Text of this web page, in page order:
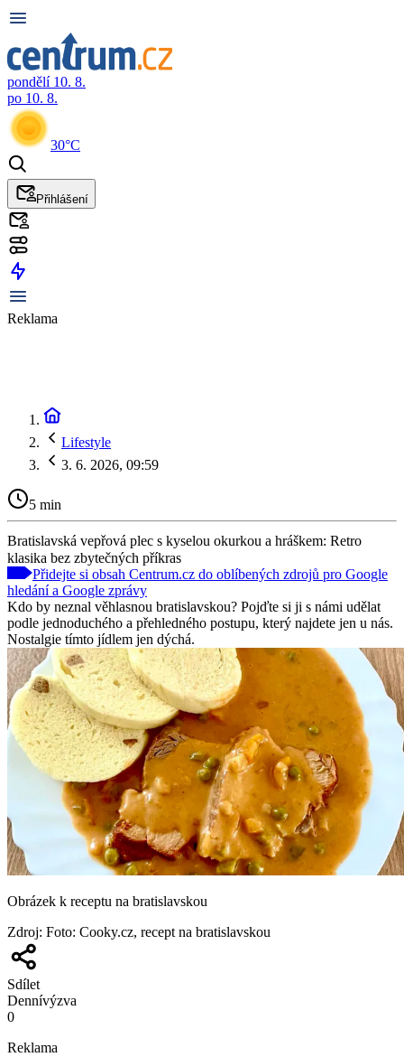
pondělí 10. 8.
po 10. 8.
30°C
Přihlášení
Reklama
Lifestyle
3. 6. 2026, 09:59
5 min
Bratislavská vepřová plec s kyselou okurkou a hráškem: Retro
klasika bez zbytečných příkras
Přidejte si obsah Centrum.cz do oblíbených zdrojů pro Google
hledání a Google zprávy
Kdo by neznal věhlasnou bratislavskou? Pojďte si ji s námi udělat
podle jednoduchého a přehledného postupu, který najdete jen u nás.
Nostalgie tímto jídlem jen dýchá.
Obrázek k receptu na bratislavskou
Zdroj: Foto: Cooky.cz, recept na bratislavskou
Sdílet
Dennívýzva
0
Reklama